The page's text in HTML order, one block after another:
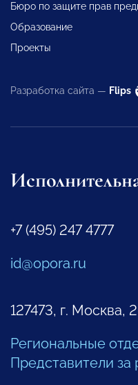
Бюро по защите прав
Образование
Проекты
Разработка сайта — Flips
+7 (495) 247 4777
id@opora.ru
127473, г. Москва,
Региональные
Представители